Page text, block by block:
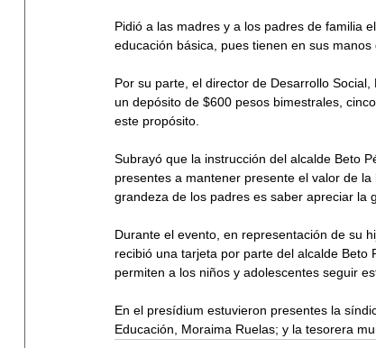
Pidió a las madres y a los padres de familia
educación básica, pues tienen en sus
Por su parte, el director de Desarrollo
un depósito de $600 pesos bimestrales,
este propósito.
Subrayó que la instrucción del alcalde Beto
presentes a mantener presente el valor de
grandeza de los padres es saber apreciar la
Durante el evento, en representación de su
recibió una tarjeta por parte del alcalde
permiten a los niños y adolescentes seguir
En el presídium estuvieron presentes la
Educación, Moraima Ruelas; y la tesorera